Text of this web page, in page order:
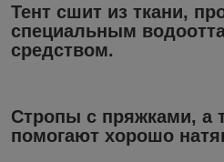
Тент сшит из ткани,
специальным
средством.
Стропы с пряжками, а
помогают хорошо